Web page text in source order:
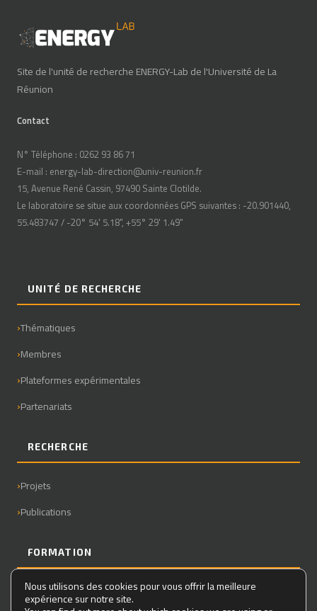
Site de l'unité de recherche ENERGY-Lab de l'Université de La
Réunion
Contact
N° Téléphone : 0262 93 86 71
E-mail : energy-lab-direction@univ-reunion.fr
15, Avenue René Cassin, 97490 Sainte Clotilde.
Le laboratoire se situe aux coordonnées GPS suivantes : -20.901440,
55.483747 / -20° 54' 5.18", +55° 29' 1.49"
UNITÉ DE RECHERCHE
Thématiques
Membres
Plateformes expérimentales
Partenariats
RECHERCHE
Projets
Publications
FORMATION
Master
Nous utilisons des cookies pour vous offrir la meilleure
expérience sur notre site.